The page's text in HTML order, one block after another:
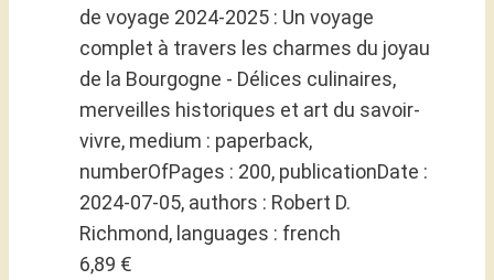
de voyage 2024-2025 : Un voyage
complet à travers les charmes du joyau
de la Bourgogne - Délices culinaires,
merveilles historiques et art du savoir-
vivre, medium : paperback,
numberOfPages : 200, publicationDate :
2024-07-05, authors : Robert D.
Richmond, languages : french
6,89 €